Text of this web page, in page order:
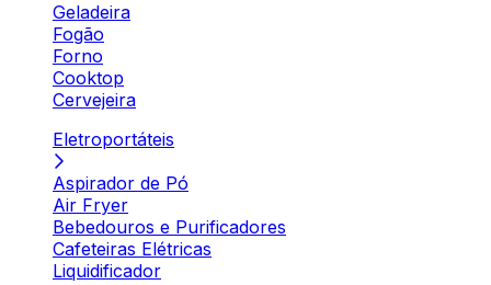
Geladeira
Fogão
Forno
Cooktop
Cervejeira
Eletroportáteis
Aspirador de Pó
Air Fryer
Bebedouros e Purificadores
Cafeteiras Elétricas
Liquidificador